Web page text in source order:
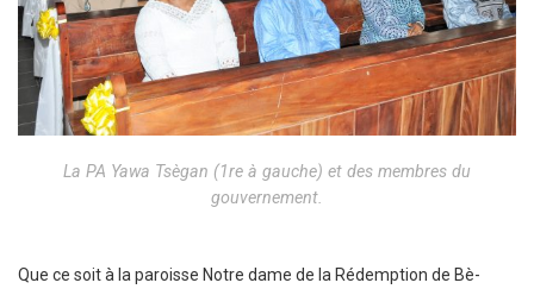
La PA Yawa Tsègan (1re à gauche) et des membres du
gouvernement.
Que ce soit à la paroisse Notre dame de la Rédemption de Bè-